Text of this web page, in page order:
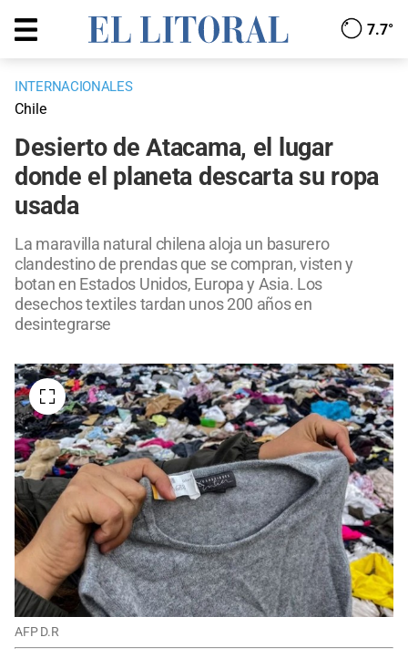
7.7°
INTERNACIONALES
Chile
Desierto de Atacama, el lugar
donde el planeta descarta su ropa
usada
La maravilla natural chilena aloja un basurero
clandestino de prendas que se compran, visten y
botan en Estados Unidos, Europa y Asia. Los
desechos textiles tardan unos 200 años en
desintegrarse
AFP D.R